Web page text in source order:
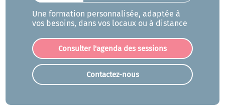
Une formation personnalisée, adaptée à
vos besoins, dans vos locaux ou à distance
Consulter l'agenda des sessions
Contactez-nous